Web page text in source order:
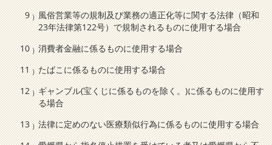
風俗営業等の規制及び業務の適正化等に関する法律（昭和
23年法律第122号）で規制されるものに使用する場合
消費者金融に係るものに使用する場合
たばこに係るものに使用する場合
ギャンブル(宝くじに係るものを除く。)に係るものに使用す
る場合
法律に定めのない医療類似行為に係るものに使用する場合